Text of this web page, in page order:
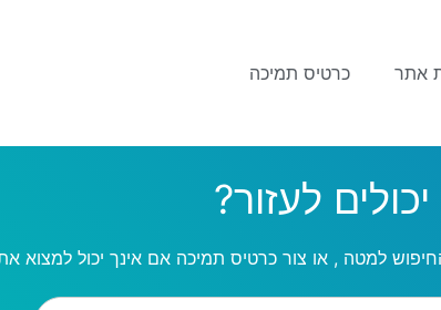
אתר כרטיס תמיכה
לעזור?
למטה , או צור כרטיס תמיכה אם אינך יכול למצוא